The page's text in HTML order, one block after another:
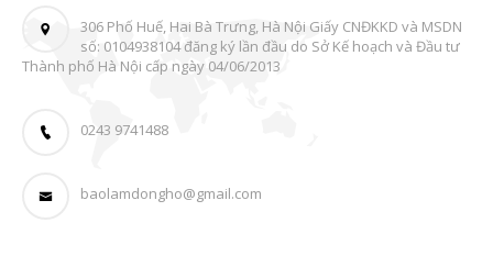
306 Phố Huế, Hai Bà Trưng, Hà Nội Giấy CNĐKKD và MSDN
số: 0104938104 đăng ký lần đầu do Sở Kế hoạch và Đầu tư
Thành phố Hà Nội cấp ngày 04/06/2013
0243 9741488
baolamdongho@gmail.com